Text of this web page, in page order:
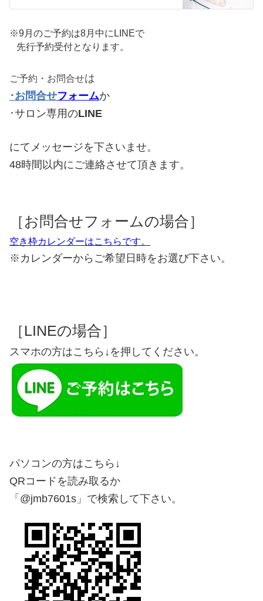
※9月のご予約は8月中にLINEで
先行予約受付となります。
ご予約・お問合せは
･お問合せフォームか
･サロン専用のLINE
にてメッセージを下さいませ。
48時間以内にご連絡させて頂きます。
［お問合せフォームの場合］
空き枠カレンダーはこちらです。
※カレンダーからご希望日時をお選び下さい。
［LINEの場合］
スマホの方はこちら↓を押してください。
パソコンの方はこちら↓
QRコードを読み取るか
「@jmb7601s」で検索して下さい。